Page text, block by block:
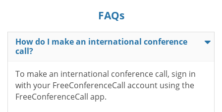
FAQs
How do I make an international conference
call?
To make an international conference call, sign in
with your FreeConferenceCall account using the
FreeConferenceCall app.